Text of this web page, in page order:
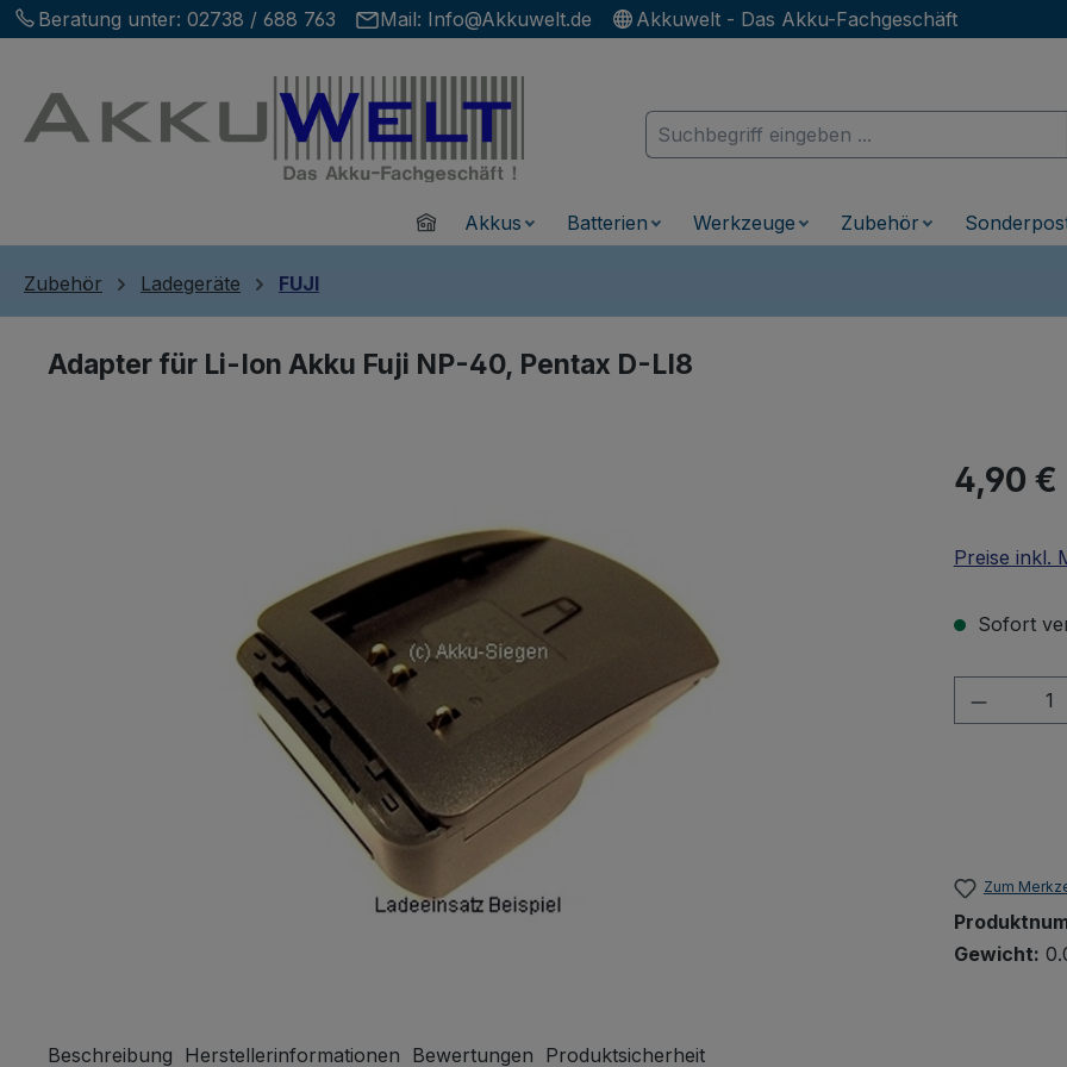
Hauptinhalt springen
Zur Suche springen
Zur Hauptnavigation springen
Beratung unter: 02738 / 688 763 Mail: Info@Akkuwelt.de Akkuwelt - Das Akku-Fachgeschäft
HomeAkkus Batterien Werkzeuge Zubehör
Zubehör Ladegeräte FUJI
Adapter für Li-Ion Akku Fuji NP-40, Pentax D-LI8
Regulärer
4,90 €
Preise inkl.
Sofort
Zum
Gewicht:
Beschreibung Herstellerinformationen Bewertungen Produktsicherheit